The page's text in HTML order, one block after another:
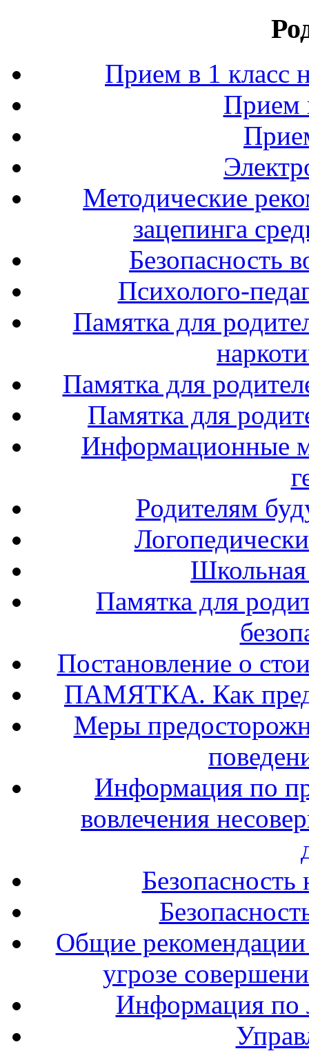
Прием в 1 класс
Прием
Методические
зацепинга
Безопасность
Психолого-
Памятка для
Памятка для
Памятка для
Информационные
Родителям
Памятка для
Постановление о
ПАМЯТКА. Как
Меры
Информация по
вовлечения
Безопасность
Общие
угрозе
Информация по